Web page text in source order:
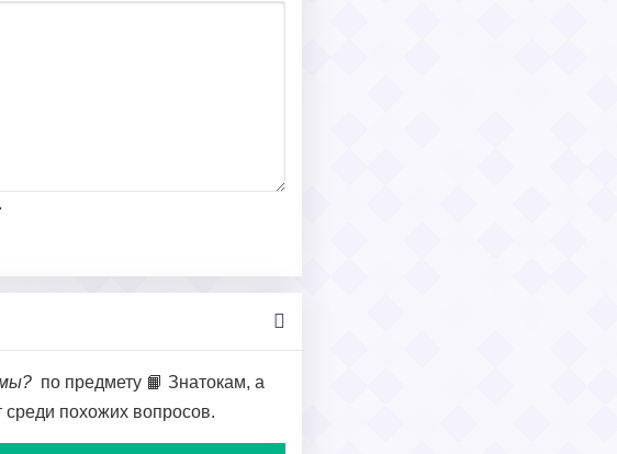
по предмету 📙 Знатокам, а
среди похожих вопросов.